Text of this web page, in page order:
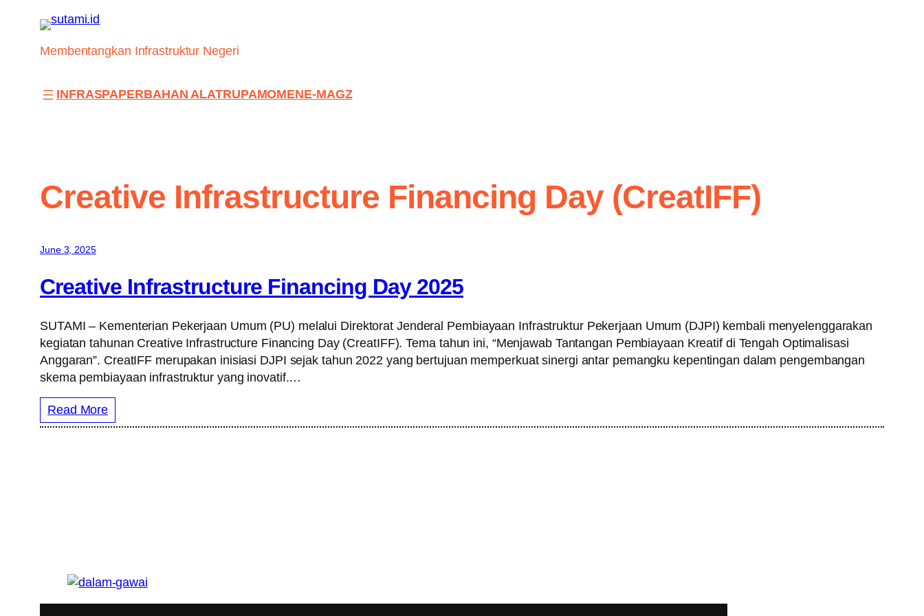
contentMembentangkan Infrastruktur Negeri
INFRASPAPERBAHAN ALATRUPAMOMENE-MAGZ
Creative Infrastructure Financing Day (CreatIFF)
June 3, 2025
Creative Infrastructure Financing Day 2025
SUTAMI – Kementerian Pekerjaan Umum (PU) melalui Direktorat Jenderal Pembiayaan Infrastruktur Pekerjaan Umum (DJPI) kembali menyelenggarakan
kegiatan tahunan Creative Infrastructure Financing Day (CreatIFF). Tema tahun ini, “Menjawab Tantangan Pembiayaan Kreatif di Tengah Optimalisasi
Anggaran”. CreatIFF merupakan inisiasi DJPI sejak tahun 2022 yang bertujuan memperkuat sinergi antar pemangku kepentingan dalam pengembangan
skema pembiayaan infrastruktur yang inovatif.…
Read More